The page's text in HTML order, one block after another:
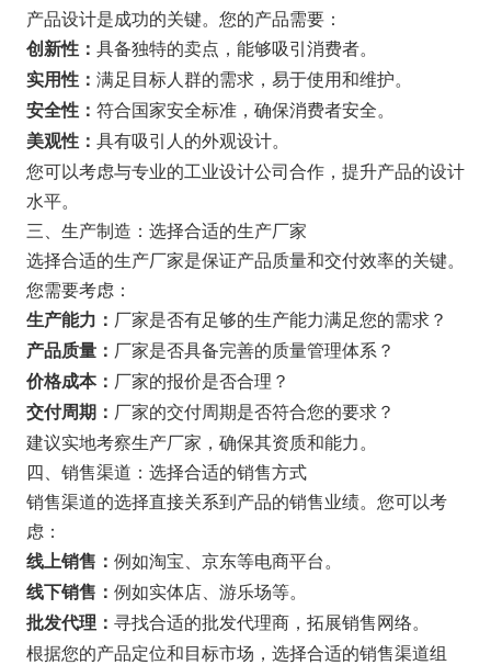
产品设计是成功的关键。您的产品需要：
创新性： 具备独特的卖点，能够吸引消费者。
实用性： 满足目标人群的需求，易于使用和维护。
安全性： 符合国家安全标准，确保消费者安全。
美观性： 具有吸引人的外观设计。
您可以考虑与专业的工业设计公司合作，提升产品的设计
水平。
三、生产制造：选择合适的生产厂家
选择合适的生产厂家是保证产品质量和交付效率的关键。
您需要考虑：
生产能力： 厂家是否有足够的生产能力满足您的需求？
产品质量： 厂家是否具备完善的质量管理体系？
价格成本： 厂家的报价是否合理？
交付周期： 厂家的交付周期是否符合您的要求？
建议实地考察生产厂家，确保其资质和能力。
四、销售渠道：选择合适的销售方式
销售渠道的选择直接关系到产品的销售业绩。您可以考
虑：
线上销售： 例如淘宝、京东等电商平台。
线下销售： 例如实体店、游乐场等。
批发代理： 寻找合适的批发代理商，拓展销售网络。
根据您的产品定位和目标市场，选择合适的销售渠道组